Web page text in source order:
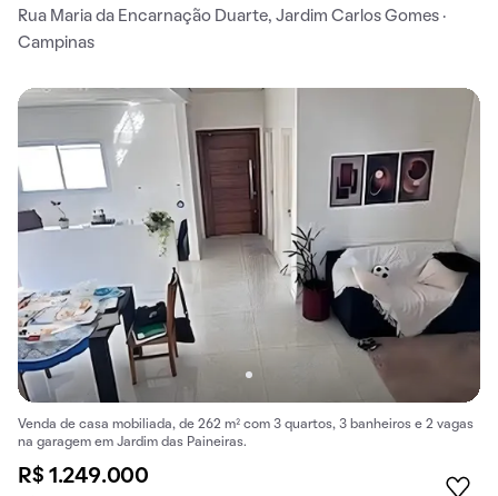
Rua Maria da Encarnação Duarte, Jardim Carlos Gomes ·
Campinas
Venda de casa mobiliada, de 262 m² com 3 quartos, 3 banheiros e 2 vagas
na garagem em Jardim das Paineiras.
R$ 1.249.000